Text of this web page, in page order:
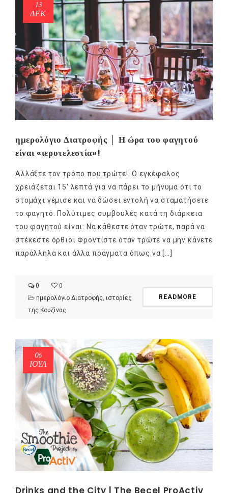
13
ΔΕΚ
ημερολόγιο Διατροφής │ Η ώρα του φαγητού
είναι «ιεροτελεστία»!
Αλλάξτε τον τρόπο που τρώτε! Ο εγκέφαλος
χρειάζεται 15′ λεπτά για να πάρει το μήνυμα ότι το
στομάχι γέμισε και να δώσει εντολή να σταματήσετε
το φαγητό. Πολύτιμες συμβουλές κατά τη διάρκεια
του φαγητού είναι: Να κάθεστε όταν τρώτε, παρά να
στέκεστε όρθιοι Φροντίστε όταν τρώτε να μην κάνετε
παράλληλα και άλλα πράγματα όπως να […]
0
0
ημερολόγιο Διατροφής, ιστορίες
της Κουζίνας
READMORE
06
ΙΟΎΛ
Drinks and the City | The Becel ProActiv